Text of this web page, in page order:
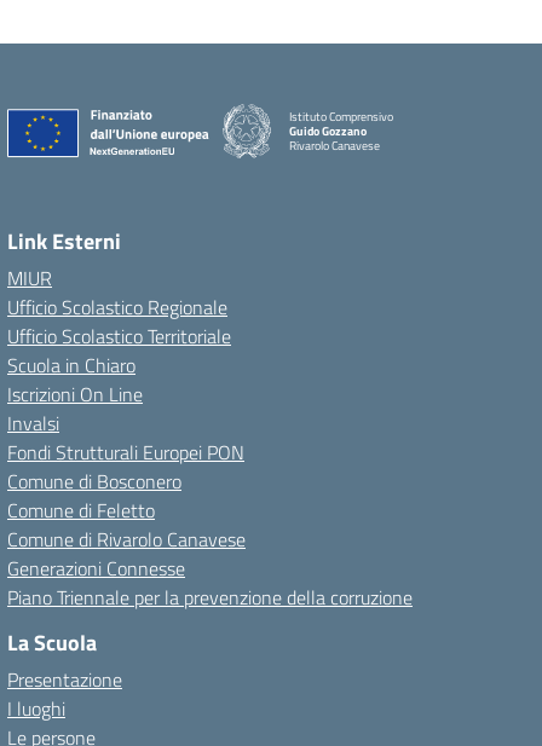
Istituto Comprensivo
Guido Gozzano
Rivarolo Canavese
Link Esterni
MIUR
Ufficio Scolastico Regionale
Ufficio Scolastico Territoriale
Scuola in Chiaro
Iscrizioni On Line
Invalsi
Fondi Strutturali Europei PON
Comune di Bosconero
Comune di Feletto
Comune di Rivarolo Canavese
Generazioni Connesse
Piano Triennale per la prevenzione della corruzione
La Scuola
Presentazione
I luoghi
Le persone